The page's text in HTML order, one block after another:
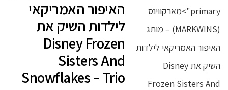
האיפור האמריקאי
לילדות השיק את
Disney Frozen
Sisters And
Snowflakes – Trio